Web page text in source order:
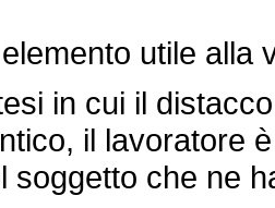
utile alla
in cui il
il lavoratore
soggetto che ne